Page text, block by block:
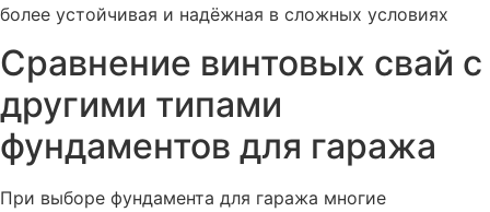
более устойчивая и надёжная в сложных условиях
Сравнение винтовых свай с
другими типами
фундаментов для гаража
При выборе фундамента для гаража многие